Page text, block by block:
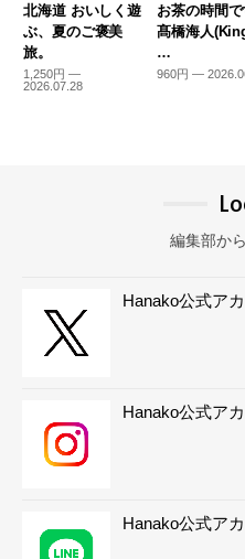
北海道 おいしく遊
ぶ、夏のご褒美
旅。
1,250円 —
2026.07.28
お茶の時間
髙橋海人
…
960円 —
編集部か
Hanako公式ア
Hanako公式ア
Hanako公式ア